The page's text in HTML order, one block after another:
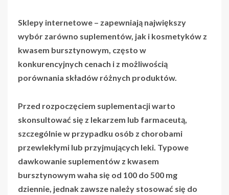
Sklepy internetowe – zapewniają największy
wybór zarówno suplementów, jak i kosmetyków z
kwasem bursztynowym, często w
konkurencyjnych cenach i z możliwością
porównania składów różnych produktów.
Przed rozpoczęciem suplementacji warto
skonsultować się z lekarzem lub farmaceutą,
szczególnie w przypadku osób z chorobami
przewlekłymi lub przyjmujących leki. Typowe
dawkowanie suplementów z kwasem
bursztynowym waha się od 100 do 500 mg
dziennie , jednak zawsze należy stosować się do